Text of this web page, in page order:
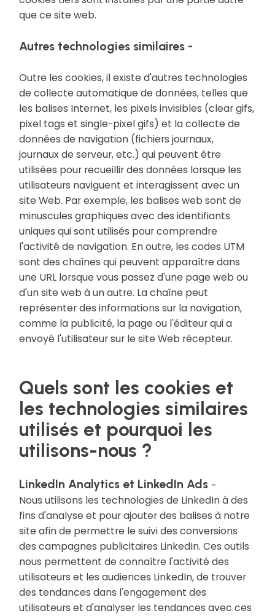
que ce site web.
Autres technologies similaires -
Outre les cookies, il existe d'autres technologies
de collecte automatique de données, telles que
les balises Internet, les pixels invisibles (clear gifs,
pixel tags et single-pixel gifs) et la collecte de
données de navigation (fichiers journaux,
journaux de serveur, etc.) qui peuvent être
utilisées pour recueillir des données lorsque les
utilisateurs naviguent et interagissent avec un
site Web. Par exemple, les balises web sont de
minuscules graphiques avec des identifiants
uniques qui sont utilisés pour comprendre
l'activité de navigation. En outre, les codes UTM
sont des chaînes qui peuvent apparaître dans
une URL lorsque vous passez d'une page web ou
d'un site web à un autre. La chaîne peut
représenter des informations sur la navigation,
comme la publicité, la page ou l'éditeur qui a
envoyé l'utilisateur sur le site Web récepteur.
Quels sont les cookies et
les technologies similaires
utilisés et pourquoi les
utilisons-nous ?
LinkedIn Analytics et LinkedIn Ads -
Nous utilisons les technologies de LinkedIn à des
fins d'analyse et pour ajouter des balises à notre
site afin de permettre le suivi des conversions
des campagnes publicitaires LinkedIn. Ces outils
nous permettent de connaître l'activité des
utilisateurs et les audiences LinkedIn, de trouver
des tendances dans l'engagement des
utilisateurs et d'analyser les tendances avec ces